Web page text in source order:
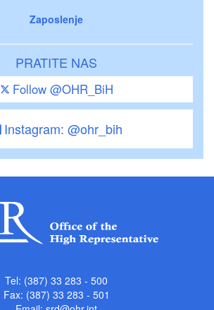
Zaposlenje
PRATITE NAS
Follow @OHR_BiH
Instagram: @ohr_bih
Tel: (387) 33 283 - 500
Fax: (387) 33 283 - 501